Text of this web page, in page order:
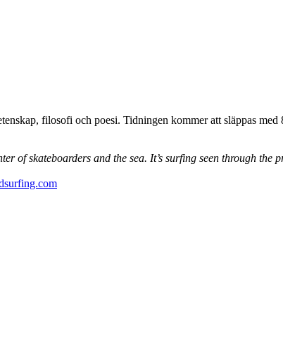
filosofi och poesi. Tidningen kommer att släppas
of skateboarders and the sea. It’s surfing seen through the